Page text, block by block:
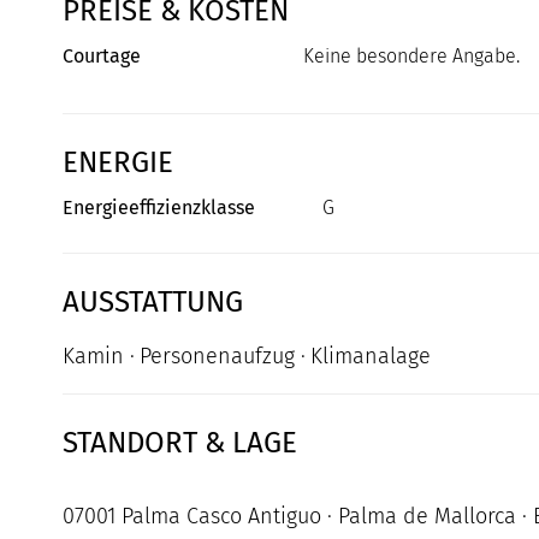
PREISE & KOSTEN
Courtage Keine besondere Angabe.
ENERGIE
Energieeffizienzklasse G
AUSSTATTUNG
Kamin Personenaufzug Klimanalage
STANDORT & LAGE
07001 Palma Casco Antiguo · Palma de Mallorca ·